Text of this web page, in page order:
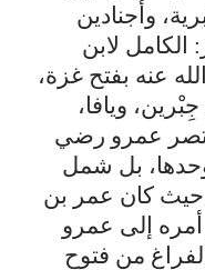
وأجنادين
605). وانظر: الكامل لابن
رضي الله عنه بفتح غزة،
ويافا،
عمرو رضي
وحدها، بل شمل
حيث كان عمر بن
إلى عمرو
من فتوح